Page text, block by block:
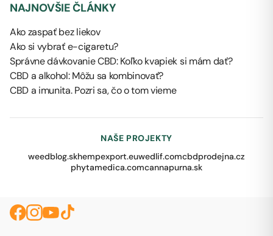
NAJNOVŠIE ČLÁNKY
Ako zaspať bez liekov
Ako si vybrať e-cigaretu?
Správne dávkovanie CBD: Koľko kvapiek si mám dať?
CBD a alkohol: Môžu sa kombinovať?
CBD a imunita. Pozri sa, čo o tom vieme
NAŠE PROJEKTY
weedblog.skhempexport.euwedlif.comcbdprodejna.cz
phytamedica.comcannapurna.sk